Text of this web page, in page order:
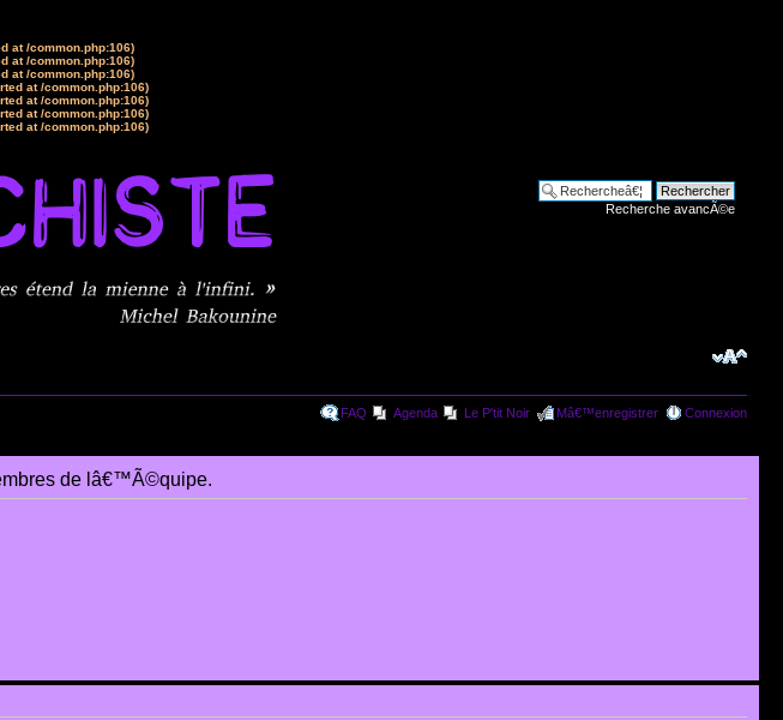
at /common.php:106)
at /common.php:106)
at /common.php:106)
at /common.php:106)
at /common.php:106)
at /common.php:106)
at /common.php:106)
Recherche avancÃ©e
FAQ Agenda Le P'tit Noir Mâ€™enregistrer Connexion
de lâ€™Ã©quipe.